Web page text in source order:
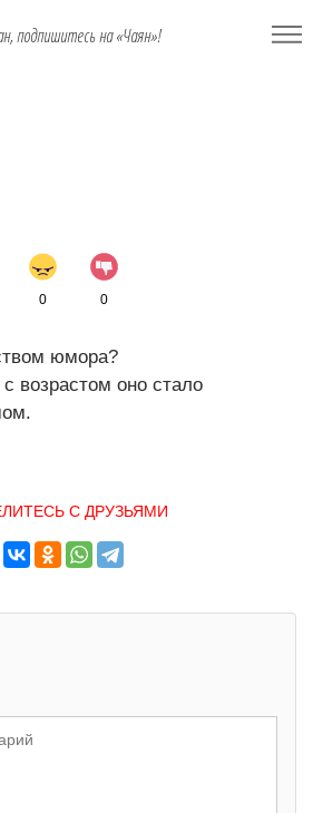
подпишитесь на «Чаян»!
0 0
юмора?
возрастом оно стало
С ДРУЗЬЯМИ